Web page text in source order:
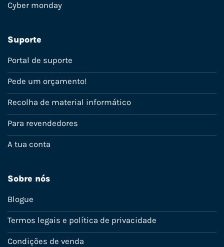
Cyber monday
Suporte
Portal de suporte
Pede um orçamento!
Recolha de material informático
Para revendedores
A tua conta
Sobre nós
Blogue
Termos legais e política de privacidade
Condições de venda